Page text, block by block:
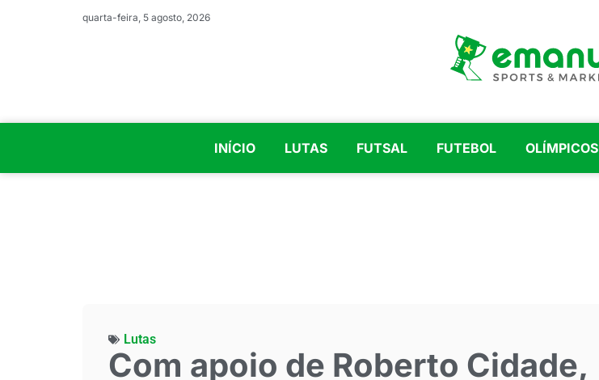
quarta-feira, 5 agosto, 2026
INÍCIO LUTAS FUTSAL FUTEBOL OLÍMPICOS
Lutas
Com apoio de Roberto Cidade,